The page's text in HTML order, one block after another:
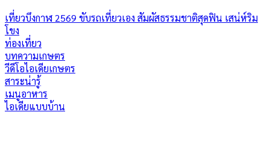
เที่ยวบึงกาฬ 2569 ขับรถเที่ยวเอง สัมผัสธรรมชาติสุดฟิน เสน่ห์ริม
โขง
ท่องเที่ยว
บทความเกษตร
วีดีโอไอเดียเกษตร
สาระน่ารู้
เมนูอาหาร
ไอเดียแบบบ้าน